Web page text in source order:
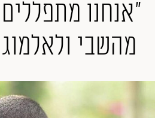
אופנה
ביוטי
סלבס
"אנחנו
מהשבי